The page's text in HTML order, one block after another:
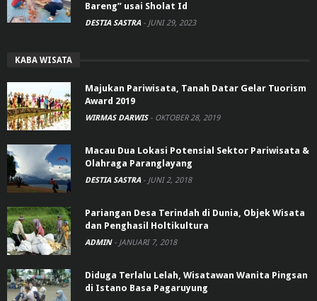
Bareng” usai Sholat Id
DESTIA SASTRA - JUNI 29, 2023
KABA WISATA
Majukan Pariwisata, Tanah Datar Gelar Tuorism
Award 2019
WIRMAS DARWIS - OKTOBER 28, 2019
Macau Dua Lokasi Potensial Sektor Pariwisata &
Olahraga Paranglayang
DESTIA SASTRA - JUNI 2, 2018
Pariangan Desa Terindah di Dunia, Objek Wisata
dan Penghasil Holtikultura
ADMIN - JANUARI 7, 2018
Diduga Terlalu Lelah, Wisatawan Wanita Pingsan
di Istano Basa Pagaruyung